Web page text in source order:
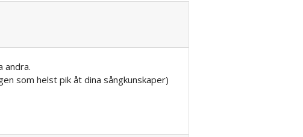
andra.
som helst pik åt dina sångkunskaper)